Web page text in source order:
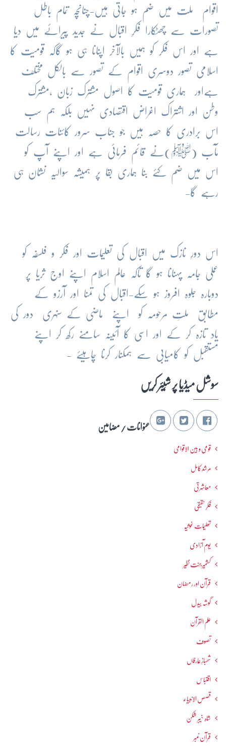
اقوام ملت میں ضم ہو جاتی ہیں-چنانچہ تمام باطل
تصورات سے چھٹکارا فکرِ اقبال نے جدید پیرائے میں دیا
ہے اور اس فکر کو ہمیں بالآخر اپنانا ہی ہو گاکہ قومیت کا
اسلامی تصور دوسری اقوام کے تصور سے بالکل مختلف
ہےاور ہماری قومیت کا اصول مشترک زبان ،مشترک
وطن اور اشتراک اغراض اقتصادی نہیں بلکہ ہم سب
اس برادری کا حصہ ہیں جو جناب سرور کائنات رسالت
مآب (ﷺ) نے قائم فرمائی ہے اور اپنے آپ کو
اس میں ضم کئے بنا ہماری بقا پر ہمیشہ سوالیہ نشان ہی
رہے گا-
اس دورِ نازک میں اقبال کی تعلیمات اور فکر و فلسفہ کو
عملی جامہ پہنانا ہو گا تاکہ عالم اسلام اپنے اوج ثریا پر
دوبارہ جلوہ افروز ہو سکے-اقبال کی تمنا اور آرزو کے
مطابق ملتِ مرحومہ کو اپنے ماضی کے سنہری دور کی
یاد تازہ کر کے اور اسی کا آئینہ سامنے رکھ کر اپنے
مستقبل کو کامیابی سے ہمکنار کرنا چاہیئے -
سوشل میڈیا پر شِیئر کریں
عنوانات / مضامین
قومی و بین الاقوامی
مرشدِ کامل
معاشرتی
فکرحقیقی
تعلیمات غوثیہ
یومِ آزادی
کشمیرجنت نظیر
قرآن اور رمضان
گوشہ بیدل
علم القرآن
تصوف
شھبازِ عارفاں
اقتباس
قصص الانبیاء
شاہ خیبر شکن
قرآن نمبر